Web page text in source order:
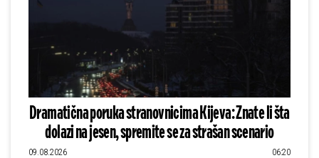
Dramatična poruka stranovnicima Kijeva: Znate li šta
dolazi na jesen, spremite se za strašan scenario
09.08.2026 06:20